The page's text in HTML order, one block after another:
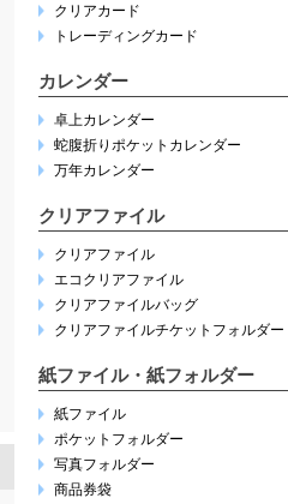
クリアカード
トレーディングカード
カレンダー
卓上カレンダー
蛇腹折りポケットカレンダー
万年カレンダー
クリアファイル
クリアファイル
エコクリアファイル
クリアファイルバッグ
クリアファイルチケットフォルダー
紙ファイル・紙フォルダー
紙ファイル
ポケットフォルダー
写真フォルダー
商品券袋